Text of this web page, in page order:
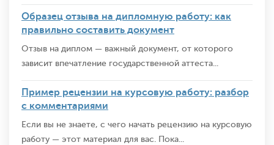
Образец отзыва на дипломную работу: как
правильно составить документ
Отзыв на диплом — важный документ, от которого
зависит впечатление государственной аттеста...
Пример рецензии на курсовую работу: разбор
с комментариями
Если вы не знаете, с чего начать рецензию на курсовую
работу — этот материал для вас. Пока...